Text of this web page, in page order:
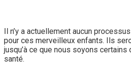
Il n’y a actuellement aucun
pour ces merveilleux enfants. Ils
jusqu’à ce que nous soyons certains
santé.